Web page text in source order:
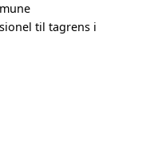
til tagrens i